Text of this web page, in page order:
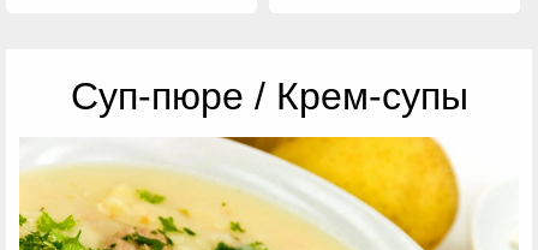
Суп-пюре / Крем-супы